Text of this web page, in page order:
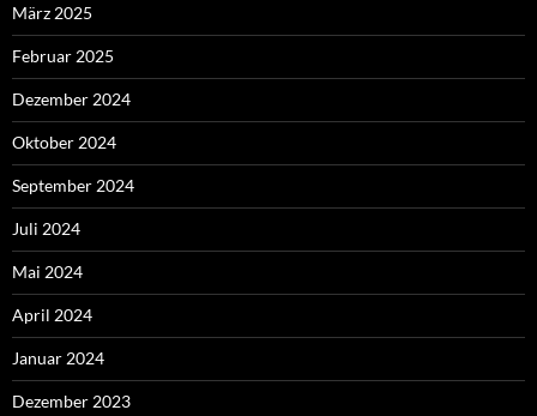
März 2025
Februar 2025
Dezember 2024
Oktober 2024
September 2024
Juli 2024
Mai 2024
April 2024
Januar 2024
Dezember 2023